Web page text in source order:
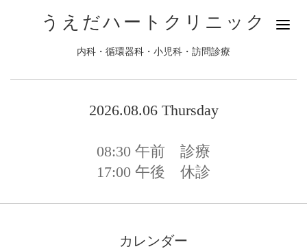
うえだハートクリニック
内科・循環器科・小児科・訪問診療
2026.08.06 Thursday
08:30 午前 診療
17:00 午後 休診
カレンダー